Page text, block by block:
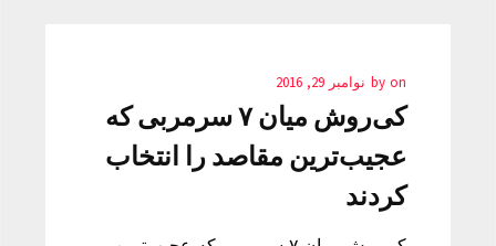
by on نوامبر 29, 2016
کی‌روش میان ۷ سرمربی که
عجیب‌ترین مقاصد را انتخاب
کردند